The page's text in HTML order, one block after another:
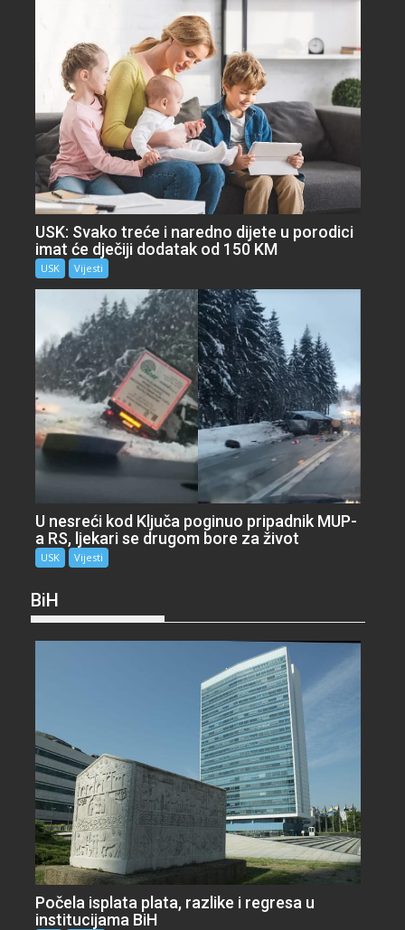
USK: Svako treće i naredno dijete u porodici
imat će dječiji dodatak od 150 KM
USK Vijesti
U nesreći kod Ključa poginuo pripadnik MUP-
a RS, ljekari se drugom bore za život
USK Vijesti
BiH
Počela isplata plata, razlike i regresa u
institucijama BiH